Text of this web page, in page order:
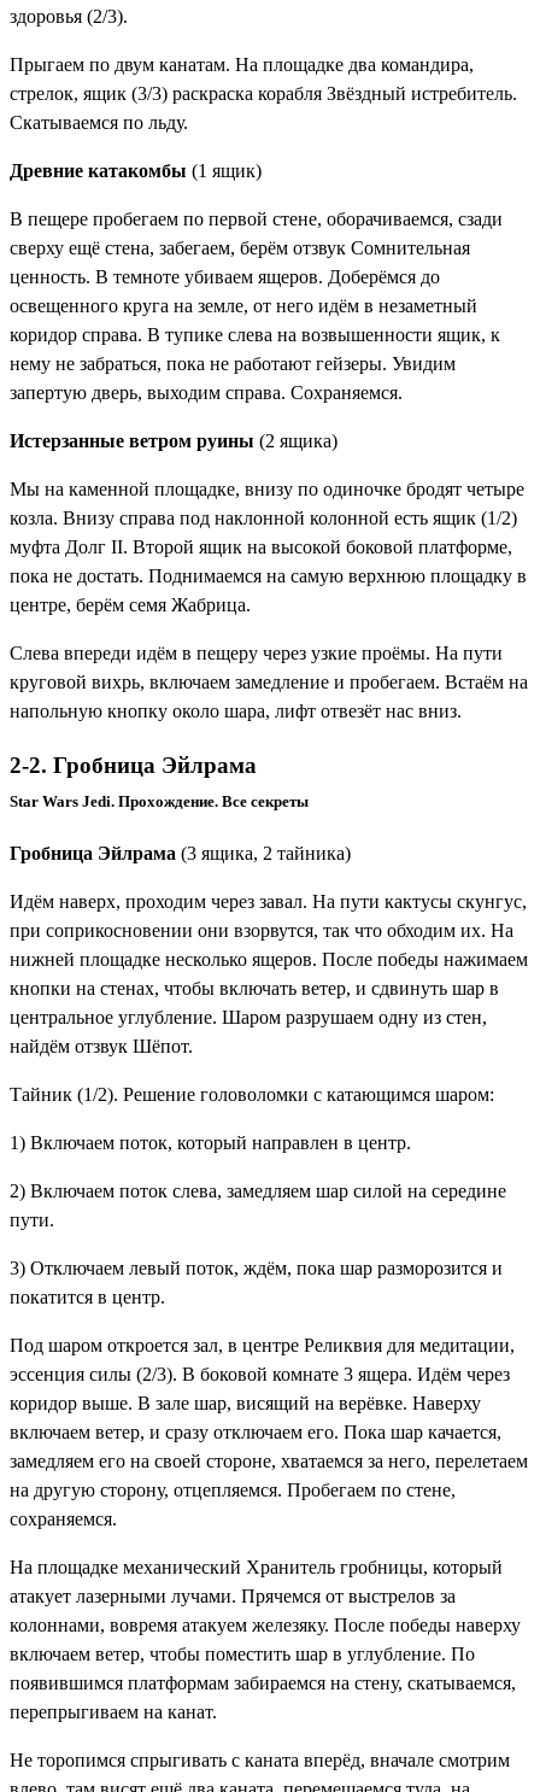
здоровья (2/3).
Прыгаем по двум канатам. На площадке два командира,
стрелок, ящик (3/3) раскраска корабля Звёздный истребитель.
Скатываемся по льду.
Древние катакомбы (1 ящик)
В пещере пробегаем по первой стене, оборачиваемся, сзади
сверху ещё стена, забегаем, берём отзвук Сомнительная
ценность. В темноте убиваем ящеров. Доберёмся до
освещенного круга на земле, от него идём в незаметный
коридор справа. В тупике слева на возвышенности ящик, к
нему не забраться, пока не работают гейзеры. Увидим
запертую дверь, выходим справа. Сохраняемся.
Истерзанные ветром руины (2 ящика)
Мы на каменной площадке, внизу по одиночке бродят четыре
козла. Внизу справа под наклонной колонной есть ящик (1/2)
муфта Долг II. Второй ящик на высокой боковой платформе,
пока не достать. Поднимаемся на самую верхнюю площадку в
центре, берём семя Жабрица.
Слева впереди идём в пещеру через узкие проёмы. На пути
круговой вихрь, включаем замедление и пробегаем. Встаём на
напольную кнопку около шара, лифт отвезёт нас вниз.
2-2. Гробница Эйлрама
Star Wars Jedi. Прохождение. Все секреты
Гробница Эйлрама (3 ящика, 2 тайника)
Идём наверх, проходим через завал. На пути кактусы скунгус,
при соприкосновении они взорвутся, так что обходим их. На
нижней площадке несколько ящеров. После победы нажимаем
кнопки на стенах, чтобы включать ветер, и сдвинуть шар в
центральное углубление. Шаром разрушаем одну из стен,
найдём отзвук Шёпот.
Тайник (1/2). Решение головоломки с катающимся шаром:
1) Включаем поток, который направлен в центр.
2) Включаем поток слева, замедляем шар силой на середине
пути.
3) Отключаем левый поток, ждём, пока шар разморозится и
покатится в центр.
Под шаром откроется зал, в центре Реликвия для медитации,
эссенция силы (2/3). В боковой комнате 3 ящера. Идём через
коридор выше. В зале шар, висящий на верёвке. Наверху
включаем ветер, и сразу отключаем его. Пока шар качается,
замедляем его на своей стороне, хватаемся за него, перелетаем
на другую сторону, отцепляемся. Пробегаем по стене,
сохраняемся.
На площадке механический Хранитель гробницы, который
атакует лазерными лучами. Прячемся от выстрелов за
колоннами, вовремя атакуем железяку. После победы наверху
включаем ветер, чтобы поместить шар в углубление. По
появившимся платформам забираемся на стену, скатываемся,
перепрыгиваем на канат.
Не торопимся спрыгивать с каната вперёд, вначале смотрим